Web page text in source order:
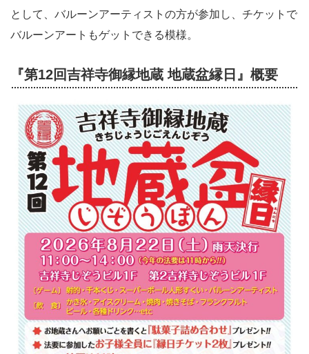
として、バルーンアーティストの方が参加し、チケットで
バルーンアートもゲットできる模様。
『第12回吉祥寺御縁地蔵 地蔵盆縁日』概要